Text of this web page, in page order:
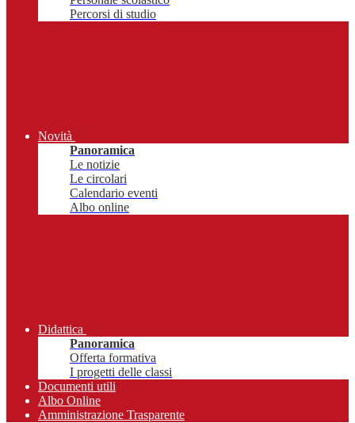
Percorsi di studio
Novità
Panoramica
Le notizie
Le circolari
Calendario eventi
Albo online
Didattica
Panoramica
Offerta formativa
I progetti delle classi
Documenti utili
Albo Online
Amministrazione Trasparente